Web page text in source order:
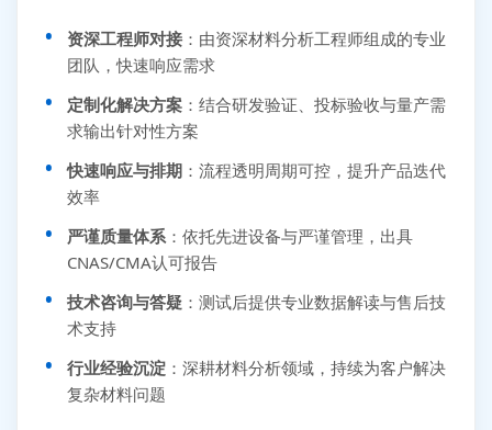
资深工程师对接 ：由资深材料分析工程师组成的专业
团队，快速响应需求
定制化解决方案 ：结合研发验证、投标验收与量产需
求输出针对性方案
快速响应与排期 ：流程透明周期可控，提升产品迭代
效率
严谨质量体系 ：依托先进设备与严谨管理，出具
CNAS/CMA认可报告
技术咨询与答疑 ：测试后提供专业数据解读与售后技
术支持
行业经验沉淀 ：深耕材料分析领域，持续为客户解决
复杂材料问题